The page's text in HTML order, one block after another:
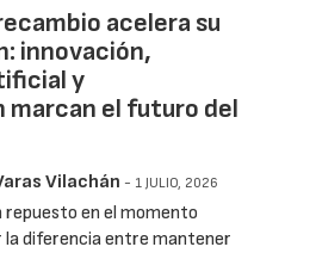
acelera su
innovación,
y
marcan el futuro del
Vilachán - 1 JULIO, 2026
repuesto en el momento
la diferencia entre mantener